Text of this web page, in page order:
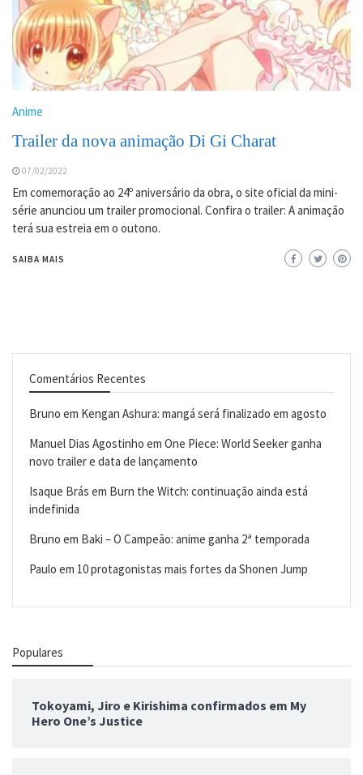
Anime
Trailer da nova animação Di Gi Charat
07/02/2022
Em comemoração ao 24º aniversário da obra, o site oficial da mini-
série anunciou um trailer promocional. Confira o trailer: A animação
terá sua estreia em o outono.
SAIBA MAIS
Comentários Recentes
Bruno em Kengan Ashura: mangá será finalizado em agosto
Manuel Dias Agostinho em One Piece: World Seeker ganha
novo trailer e data de lançamento
Isaque Brás em Burn the Witch: continuação ainda está
indefinida
Bruno em Baki – O Campeão: anime ganha 2ª temporada
Paulo em 10 protagonistas mais fortes da Shonen Jump
Populares
Tokoyami, Jiro e Kirishima confirmados em My
Hero One’s Justice